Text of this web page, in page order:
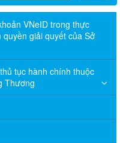
VNeID trong thực
giải quyết của Sở
tục hành chính thuộc
Thương